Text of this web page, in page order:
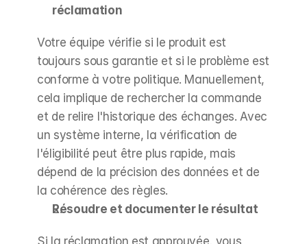
réclamation
Votre équipe vérifie si le produit est
toujours sous garantie et si le problème est
conforme à votre politique. Manuellement,
cela implique de rechercher la commande
et de relire l'historique des échanges. Avec
un système interne, la vérification de
l'éligibilité peut être plus rapide, mais
dépend de la précision des données et de
la cohérence des règles.
Résoudre et documenter le résultat